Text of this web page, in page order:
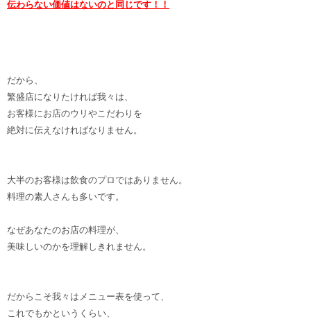
伝わらない価値はないのと同じです！！
だから、
繁盛店になりたければ我々は、
お客様にお店のウリやこだわりを
絶対に伝えなければなりません。
大半のお客様は飲食のプロではありません。
料理の素人さんも多いです。
なぜあなたのお店の料理が、
美味しいのかを理解しきれません。
だからこそ我々はメニュー表を使って、
これでもかというくらい、